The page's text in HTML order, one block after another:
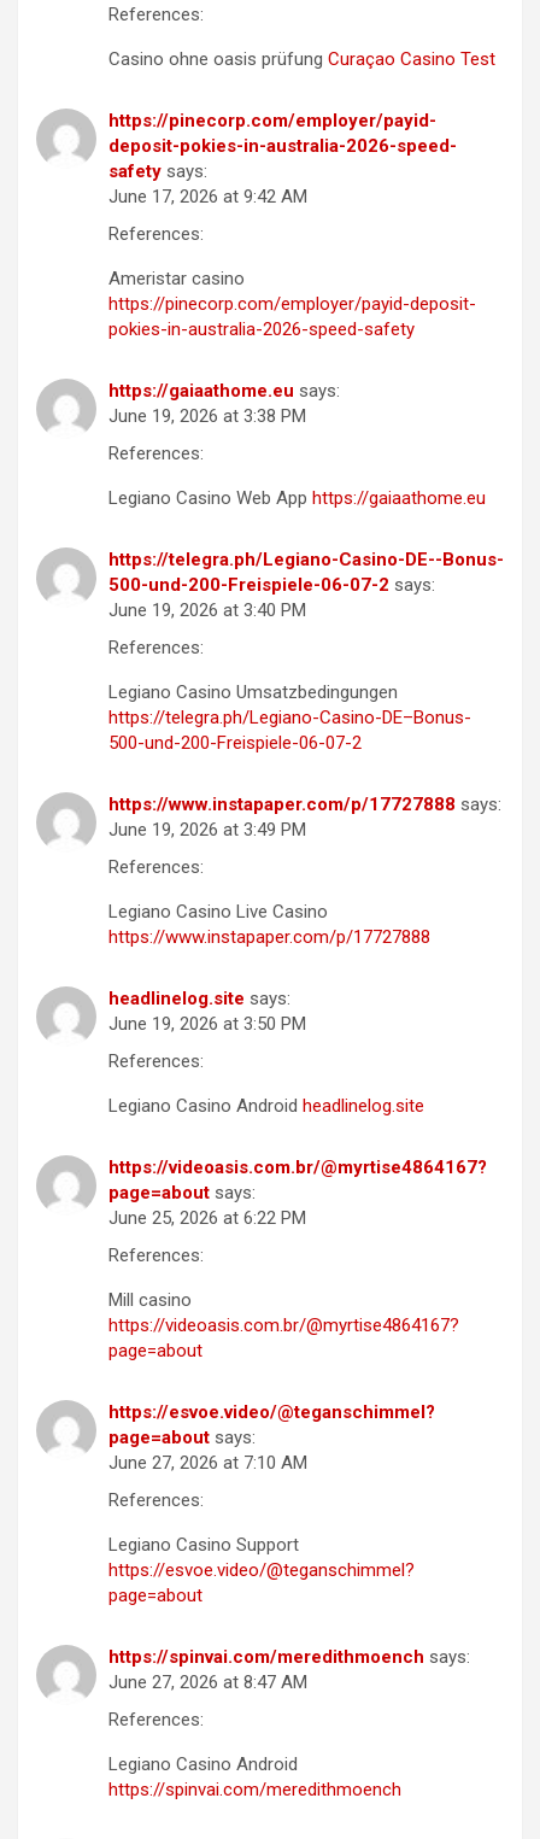
References:
Casino ohne oasis prüfung Curaçao Casino Test
https://pinecorp.com/employer/payid-
deposit-pokies-in-australia-2026-speed-
safety says:
June 17, 2026 at 9:42 AM
References:
Ameristar casino
https://pinecorp.com/employer/payid-deposit-
pokies-in-australia-2026-speed-safety
https://gaiaathome.eu says:
June 19, 2026 at 3:38 PM
References:
Legiano Casino Web App https://gaiaathome.eu
https://telegra.ph/Legiano-Casino-DE--Bonus-
500-und-200-Freispiele-06-07-2 says:
June 19, 2026 at 3:40 PM
References:
Legiano Casino Umsatzbedingungen
https://telegra.ph/Legiano-Casino-DE–Bonus-
500-und-200-Freispiele-06-07-2
https://www.instapaper.com/p/17727888 says:
June 19, 2026 at 3:49 PM
References:
Legiano Casino Live Casino
https://www.instapaper.com/p/17727888
headlinelog.site says:
June 19, 2026 at 3:50 PM
References:
Legiano Casino Android headlinelog.site
https://videoasis.com.br/@myrtise4864167?
page=about says:
June 25, 2026 at 6:22 PM
References:
Mill casino
https://videoasis.com.br/@myrtise4864167?
page=about
https://esvoe.video/@teganschimmel?
page=about says:
June 27, 2026 at 7:10 AM
References:
Legiano Casino Support
https://esvoe.video/@teganschimmel?
page=about
https://spinvai.com/meredithmoench says:
June 27, 2026 at 8:47 AM
References:
Legiano Casino Android
https://spinvai.com/meredithmoench